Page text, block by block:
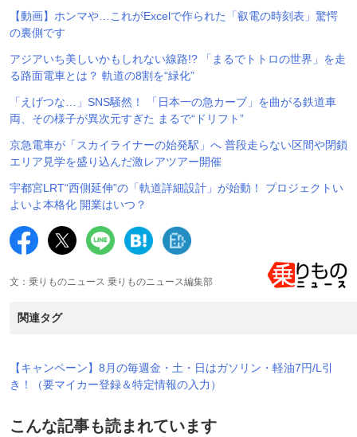
【動画】ホンマや…これがExcelで作られた「叡電の時刻表」驚愕
の裏側です
アジアいち美しいかもしれない線路!? 「まるでトトロの世界」を走
る路面電車とは？ 軌道の8割を“緑化”
「えげつな…」SNS騒然！ 「日本一の急カーブ」を曲がる鉄道車
両、その様子が異次元すぎた まるで“ドリフト”
京急電車が「スカイライナーの始発駅」へ 普段走らない区間や閉鎖
エリア見学を盛り込んだ激レアツアー開催
宇都宮LRT“西側延伸”の「軌道詳細設計」が始動！ プロジェクトい
よいよ本格化 開業はいつ？
文：乗りものニュース 乗りものニュース編集部
関連タグ
【キャンペーン】8月の毎週金・土・日はガソリン・軽油7円/L引
き！（要マイカー登録＆特定情報の入力）
こんな記事も読まれています